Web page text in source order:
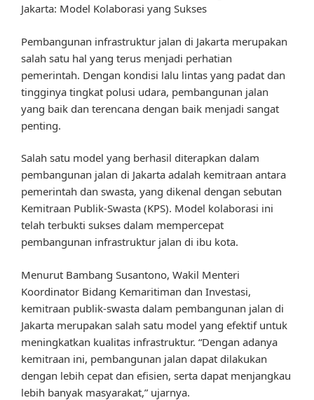
Jakarta: Model Kolaborasi yang Sukses
Pembangunan infrastruktur jalan di Jakarta merupakan
salah satu hal yang terus menjadi perhatian
pemerintah. Dengan kondisi lalu lintas yang padat dan
tingginya tingkat polusi udara, pembangunan jalan
yang baik dan terencana dengan baik menjadi sangat
penting.
Salah satu model yang berhasil diterapkan dalam
pembangunan jalan di Jakarta adalah kemitraan antara
pemerintah dan swasta, yang dikenal dengan sebutan
Kemitraan Publik-Swasta (KPS). Model kolaborasi ini
telah terbukti sukses dalam mempercepat
pembangunan infrastruktur jalan di ibu kota.
Menurut Bambang Susantono, Wakil Menteri
Koordinator Bidang Kemaritiman dan Investasi,
kemitraan publik-swasta dalam pembangunan jalan di
Jakarta merupakan salah satu model yang efektif untuk
meningkatkan kualitas infrastruktur. “Dengan adanya
kemitraan ini, pembangunan jalan dapat dilakukan
dengan lebih cepat dan efisien, serta dapat menjangkau
lebih banyak masyarakat,” ujarnya.